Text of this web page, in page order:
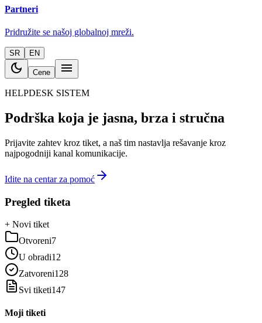
Partneri
Pridružite se našoj globalnoj mreži.
SR EN
dark_mode Cene menu
HELPDESK SISTEM
Podrška koja je jasna, brza i stručna
Prijavite zahtev kroz tiket, a naš tim nastavlja rešavanje kroz
najpogodniji kanal komunikacije.
Idite na centar za pomoć
Pregled tiketa
+ Novi tiket
Otvoreni7
U obradi12
Zatvoreni128
Svi tiketi147
Moji tiketi